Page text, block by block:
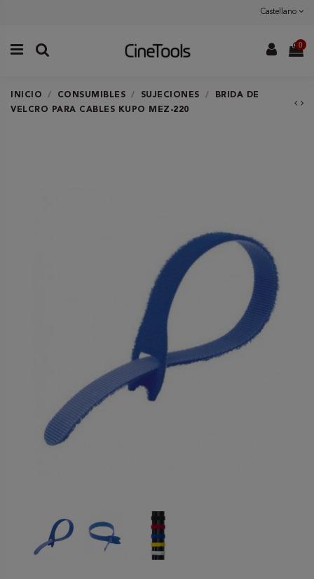
Castellano
0
INICIO CONSUMIBLES SUJECIONES
BRIDA DE
VELCRO PARA CABLES KUPO MEZ-220